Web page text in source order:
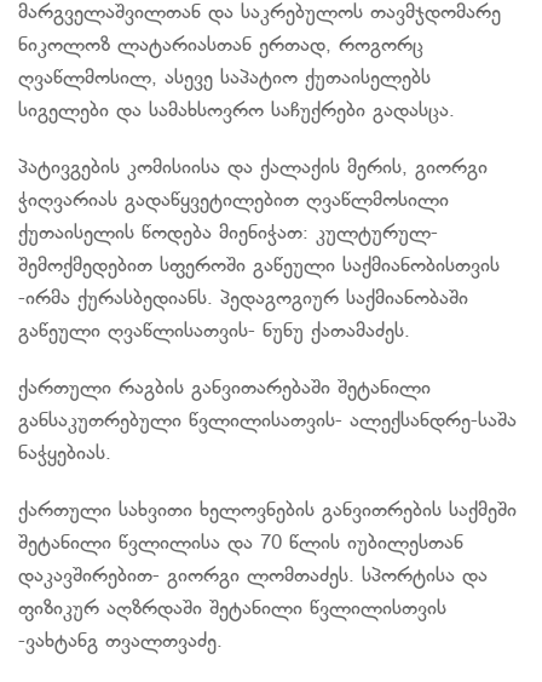
მარგველაშვილთან და საკრებულოს თავმჯდომარე
ნიკოლოზ ლატარიასთან ერთად, როგორც
ღვაწლმოსილ, ასევე საპატიო ქუთაისელებს
სიგელები და სამახსოვრო საჩუქრები გადასცა.
პატივგების კომისიისა და ქალაქის მერის, გიორგი
ჭიღვარიას გადაწყვეტილებით ღვაწლმოსილი
ქუთაისელის წოდება მიენიჭათ: კულტურულ-
შემოქმედებით სფეროში გაწეული საქმიანობისთვის
-ირმა ქურასბედიანს. პედაგოგიურ საქმიანობაში
გაწეული ღვაწლისათვის- ნუნუ ქათამაძეს.
ქართული რაგბის განვითარებაში შეტანილი
განსაკუთრებული წვლილისათვის- ალექსანდრე-საშა
ნაჭყებიას.
ქართული სახვითი ხელოვნების განვითრების საქმეში
შეტანილი წვლილისა და 70 წლის იუბილესთან
დაკავშირებით- გიორგი ლომთაძეს. სპორტისა და
ფიზიკურ აღზრდაში შეტანილი წვლილისთვის
-ვახტანგ თვალთვაძე.